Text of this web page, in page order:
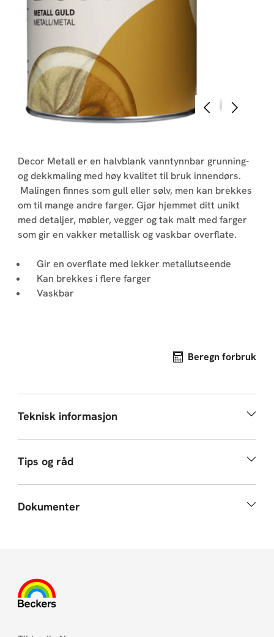
TilbakeNeste
Decor Metall er en halvblank vanntynnbar grunning-
og dekkmaling med høy kvalitet til bruk innendørs.
Malingen finnes som gull eller sølv, men kan brekkes
om til mange andre farger. Gjør hjemmet ditt unikt
med detaljer, møbler, vegger og tak malt med farger
som gir en vakker metallisk og vaskbar overflate.
Gir en overflate med lekker metallutseende
Kan brekkes i flere farger
Vaskbar
Beregn forbruk
Teknisk informasjon
Tips og råd
Dokumenter